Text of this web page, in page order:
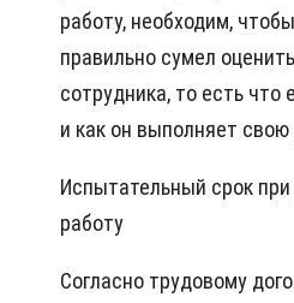
работу, необходим,
правильно сумел
сотрудника, то есть
и как он выполняет свою
Испытательный срок
работу
Согласно трудовому